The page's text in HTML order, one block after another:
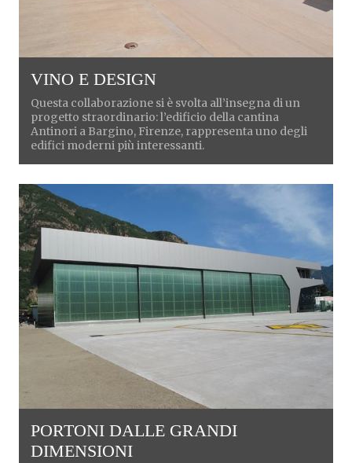
VINO E DESIGN
Questa collaborazione si è svolta all’insegna di un
progetto straordinario: l’edificio della cantina
Antinori a Bargino, Firenze, rappresenta uno degli
edifici moderni più interessanti.
PORTONI DALLE GRANDI
DIMENSIONI